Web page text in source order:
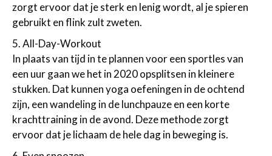
zorgt ervoor dat je sterk en lenig wordt, al je spieren
gebruikt en flink zult zweten.
5. All-Day-Workout
In plaats van tijd in te plannen voor een sportles van
een uur gaan we het in 2020 opsplitsen in kleinere
stukken. Dat kunnen yoga oefeningen in de ochtend
zijn, een wandeling in de lunchpauze en een korte
krachttraining in de avond. Deze methode zorgt
ervoor dat je lichaam de hele dag in beweging is.